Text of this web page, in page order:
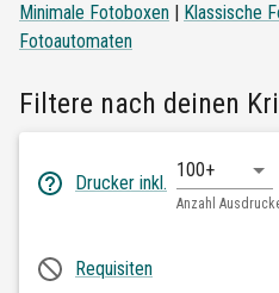
Minimale Fotoboxen | Klassische
Fotoautomaten
Filtere nach deinen
Drucker inkl.
100+
Anzahl
Requisiten